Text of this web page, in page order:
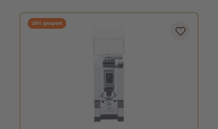
26% gespart